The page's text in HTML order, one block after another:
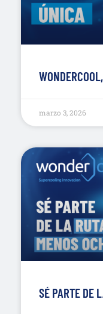
marzo 3, 2026
SÉ PARTE DE